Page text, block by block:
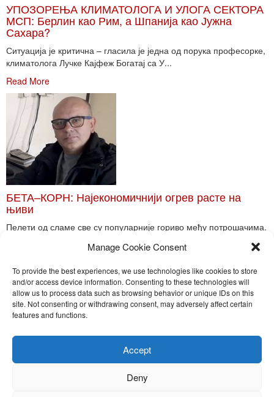
Manage Cookie Consent
To provide the best experiences, we use technologies like cookies to store
and/or access device information. Consenting to these technologies will
allow us to process data such as browsing behavior or unique IDs on this
site. Not consenting or withdrawing consent, may adversely affect certain
features and functions.
Accept
Deny
УПОЗОРЕЊА КЛИМАТОЛОГА И УЛОГА СЕКТОРА
МСП: Берлин као Рим, а Шпанија као Јужна
Сахара?
Ситуација је критична – гласила је једна од порука професорке,
климатолога Лучке Кајфеж Богатај са У...
Read More
БЕТА–КОРН: Најекономичнији огрев расте на
њиви
Пелети од сламе све су популарније гориво међу потрошачима.
Toggle
Nira Press d.o.o.
Sadržaj ovog sajta je zakonom zaštićena intelektualna svojina
kopiranje, objavljivanje celine ili delova bilo kog proizvoda NiraPress